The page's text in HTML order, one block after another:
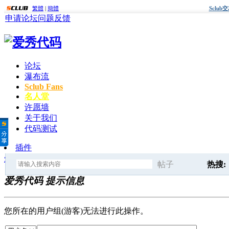
繁體 | 簡體 Sclub
申请论坛问题反馈
论坛
瀑布流
Sclub Fans
名人堂
许愿墙
关于我们
代码测试
插件
帖子
热搜:
点击这
爱秀代码
爱秀代码 提示信息
您所在的用户组(游客)无法进行此操作。